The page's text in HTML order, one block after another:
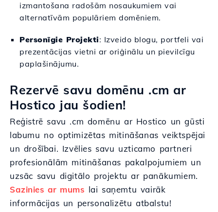
izmantošana radošām nosaukumiem vai
alternatīvām populāriem domēniem.
Personīgie Projekti: Izveido blogu, portfeli vai
prezentācijas vietni ar oriģinālu un pievilcīgu
paplašinājumu.
Rezervē savu domēnu .cm ar
Hostico jau šodien!
Reģistrē savu .cm domēnu ar Hostico un gūsti
labumu no optimizētas mitināšanas veiktspējai
un drošībai. Izvēlies savu uzticamo partneri
profesionālām mitināšanas pakalpojumiem un
uzsāc savu digitālo projektu ar panākumiem.
Sazinies ar mums lai saņemtu vairāk
informācijas un personalizētu atbalstu!